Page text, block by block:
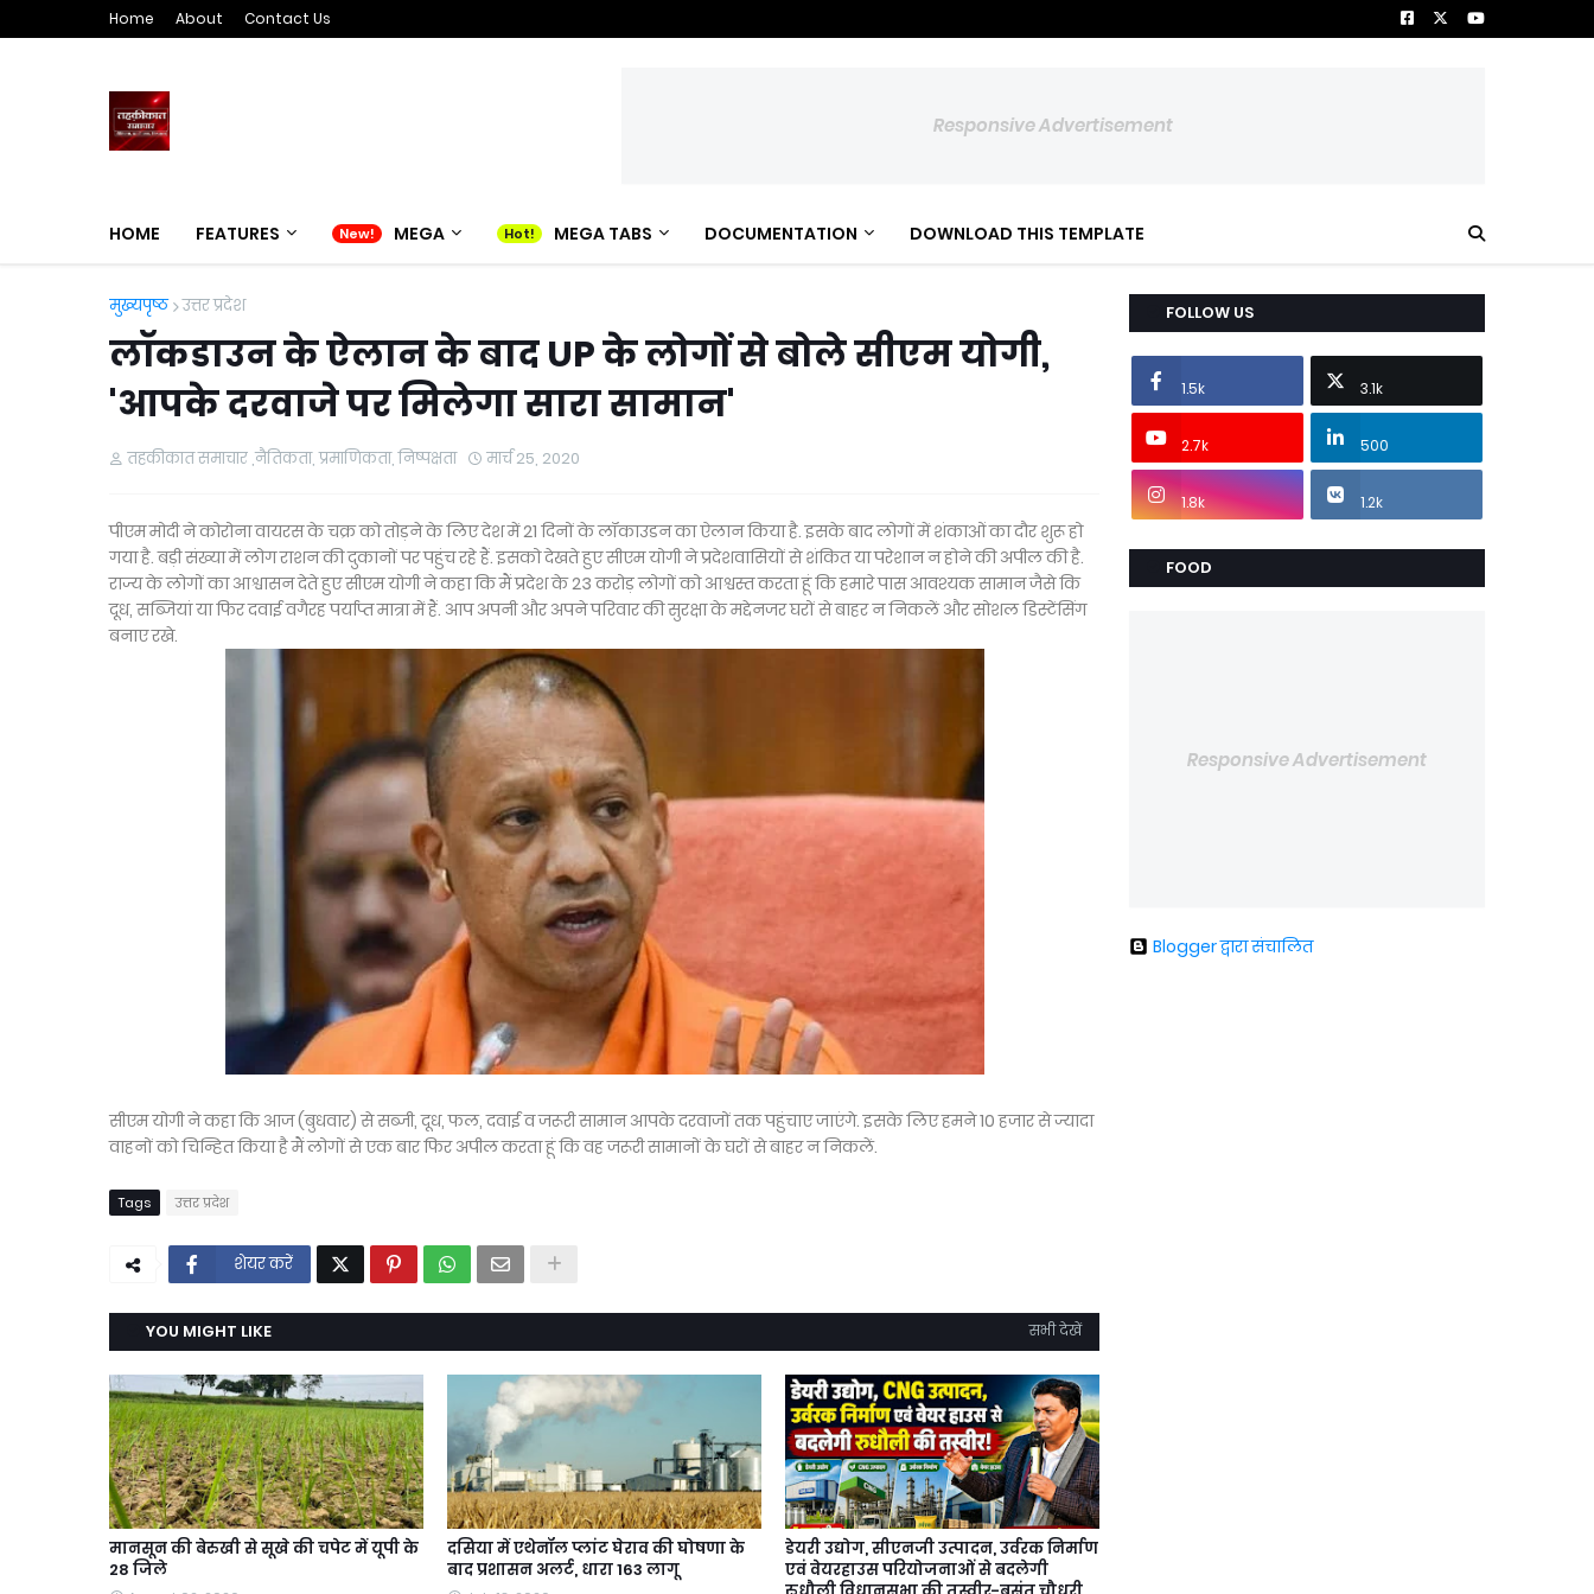
Home About Contact Us
Responsive Advertisement
HOME FEATURES MEGA MEGA TABS DOCUMENTATION DOWNLOAD THIS TEMPLATE
मुख्यपृष्ठ उत्तर प्रदेश
लॉकडाउन के ऐलान के बाद UP के लोगों से बोले सीएम योगी,
'आपके दरवाजे पर मिलेगा सारा सामान'
तहकीकात समाचार ,नैतिकता, प्रमाणिकता, निष्पक्षता मार्च 25, 2020
पीएम मोदी ने कोरोना वायरस के चक्र को तोड़ने के लिए देश में 21 दिनों के लॉकाउडन का ऐलान किया है. इसके बाद लोगों में शंकाओं का दौर शुरू हो
गया है. बड़ी संख्या में लोग राशन की दुकानों पर पहुंच रहे हैं. इसको देखते हुए सीएम योगी ने प्रदेशवासियों से शंकित या परेशान न होने की अपील की है.
राज्य के लोगों का आश्वासन देते हुए सीएम योगी ने कहा कि मैं प्रदेश के 23 करोड़ लोगों को आश्वस्त करता हूं कि हमारे पास आवश्यक सामान जैसे कि
दूध, सब्जियां या फिर दवाई वगैरह पर्याप्त मात्रा में हैं. आप अपनी और अपने परिवार की सुरक्षा के मद्देनजर घरों से बाहर न निकलें और सोशल डिस्टेंसिंग
बनाए रखे.
सीएम योगी ने कहा कि आज (बुधवार) से सब्जी, दूध, फल, दवाई व जरूरी सामान आपके दरवाजों तक पहुंचाए जाएंगे. इसके लिए हमने 10 हजार से ज्यादा
वाहनों को चिन्हित किया है मैं लोगों से एक बार फिर अपील करता हूं कि वह जरूरी सामानों के घरों से बाहर न निकलें.
Tags उत्तर प्रदेश
शेयर करें
YOU MIGHT LIKE सभी देखें
मानसून की बेरुखी से सूखे की चपेट में यूपी के
28 जिले
दसिया में एथेनॉल प्लांट घेराव की घोषणा के
बाद प्रशासन अलर्ट, धारा 163 लागू
डेयरी उद्योग, सीएनजी उत्पादन, उर्वरक निर्माण
एवं वेयरहाउस परियोजनाओं से बदलेगी
FOLLOW US
1.5k 3.1k
2.7k 500
1.8k 1.2k
FOOD
Responsive Advertisement
Blogger द्वारा संचालित